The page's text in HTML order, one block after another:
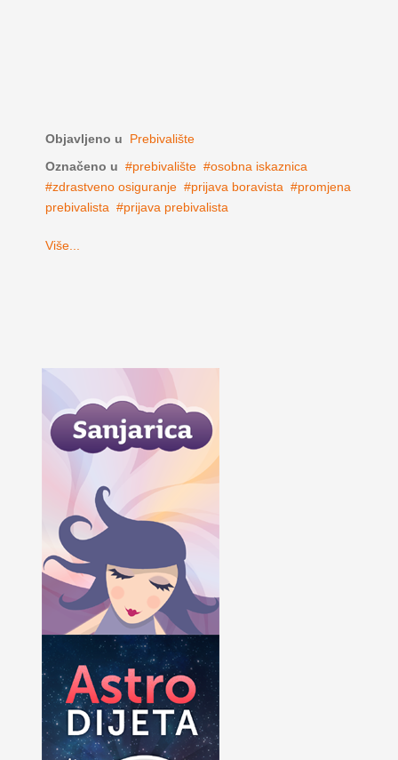
Objavljeno u
Prebivalište
Označeno u
prebivalište
osobna iskaznica
zdrastveno osiguranje
prijava boravista
promjena
prebivalista
prijava prebivalista
Više...